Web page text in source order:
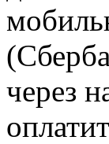
через